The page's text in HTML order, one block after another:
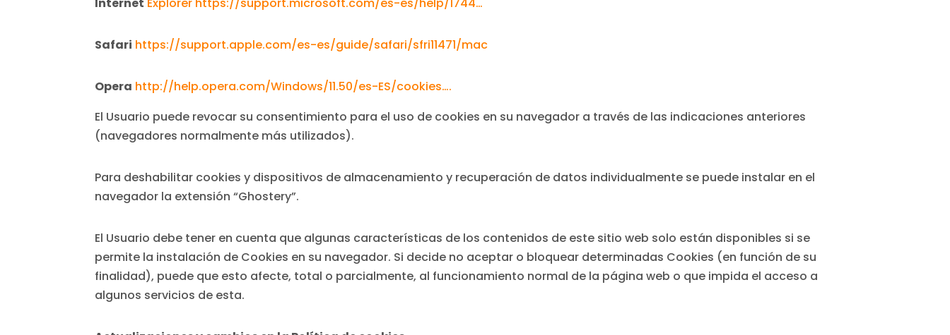
Internet Explorer https://support.microsoft.com/es-es/help/1744…
Safari https://support.apple.com/es-es/guide/safari/sfri11471/mac
Opera http://help.opera.com/Windows/11.50/es-ES/cookies….
El Usuario puede revocar su consentimiento para el uso de cookies en su navegador a través de las indicaciones anteriores
(navegadores normalmente más utilizados).
Para deshabilitar cookies y dispositivos de almacenamiento y recuperación de datos individualmente se puede instalar en el
navegador la extensión “Ghostery”.
El Usuario debe tener en cuenta que algunas características de los contenidos de este sitio web solo están disponibles si se
permite la instalación de Cookies en su navegador. Si decide no aceptar o bloquear determinadas Cookies (en función de su
finalidad), puede que esto afecte, total o parcialmente, al funcionamiento normal de la página web o que impida el acceso a
algunos servicios de esta.